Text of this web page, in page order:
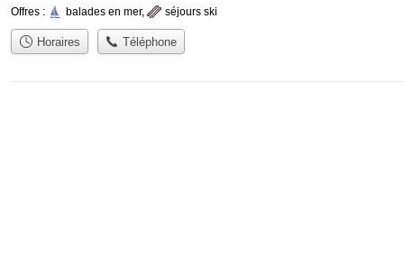
Offres : balades en mer, séjours ski
Horaires Téléphone